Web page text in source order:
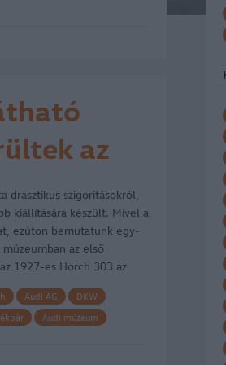
az
drasztikus szigorításokról,
kiállítására készült. Mivel a
ezúton bemutatunk egy-
az első
1927-es Horch 303 az
Audi AG
DKW
Audi múzeum